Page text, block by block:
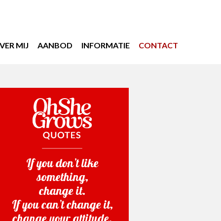
MIJ AANBOD INFORMATIE CONTACT
If you don’t like
something,
change it.
If you can’t change it,